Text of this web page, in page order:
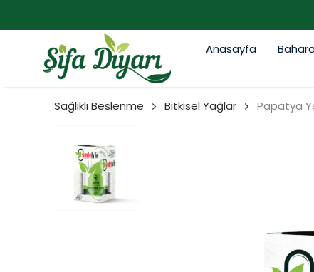
Anasayfa
Sağlıklı Beslenme Bitkisel Yağlar Papatya